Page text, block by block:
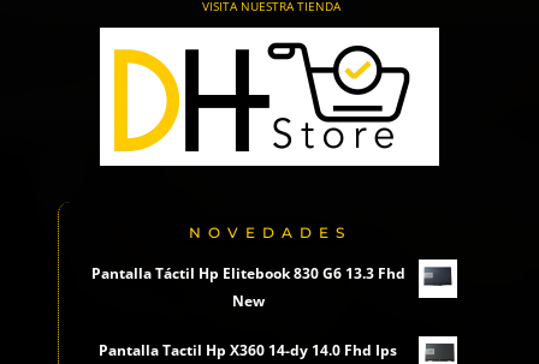
VISITA NUESTRA TIENDA
NOVEDADES
Pantalla Táctil Hp Elitebook 830 G6 13.3 Fhd
New
Pantalla Tactil Hp X360 14-dy 14.0 Fhd Ips